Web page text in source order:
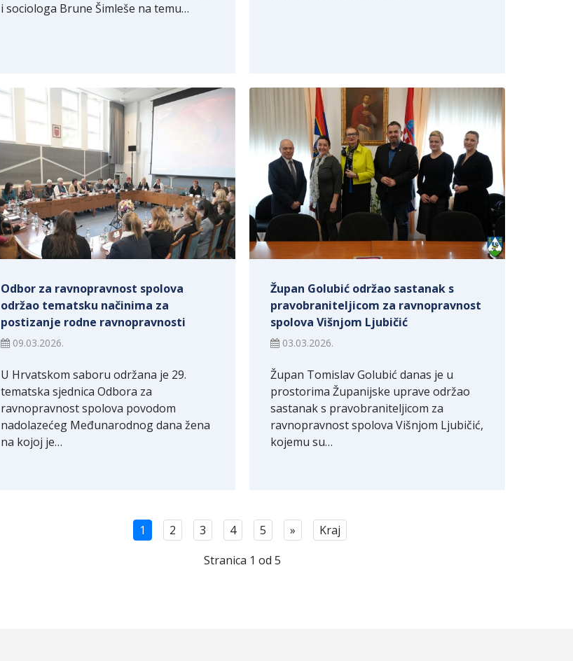
i sociologa Brune Šimleše na temu…
Odbor za ravnopravnost spolova
održao tematsku načinima za
postizanje rodne ravnopravnosti
09.03.2026.
U Hrvatskom saboru održana je 29.
tematska sjednica Odbora za
ravnopravnost spolova povodom
nadolazećeg Međunarodnog dana žena
na kojoj je…
Župan Golubić održao sastanak s
pravobraniteljicom za ravnopravnost
spolova Višnjom Ljubičić
03.03.2026.
Župan Tomislav Golubić danas je u
prostorima Županijske uprave održao
sastanak s pravobraniteljicom za
ravnopravnost spolova Višnjom Ljubičić,
kojemu su…
1 2 3 4 5 »
Kraj
Stranica 1 od 5